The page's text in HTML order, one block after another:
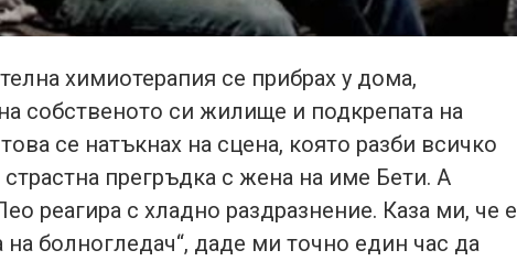
химиотерапия се прибрах у дома,
собственото си жилище и подкрепата на
се натъкнах на сцена, която разби всичко
прегръдка с жена на име Бети. А
реагира с хладно раздразнение. Каза ми, че е
на болногледач“, даде ми точно един час да